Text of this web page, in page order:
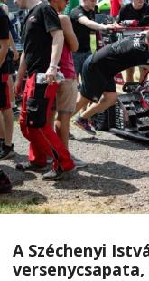
A Széchenyi
versenycsapata,